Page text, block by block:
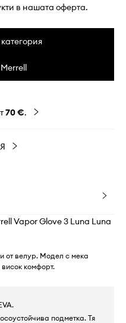
в нашата оферта.
70 €.
Vapor Glove 3 Luna Luna
от велур. Модел с мека
висок комфорт.
подметка. Тя